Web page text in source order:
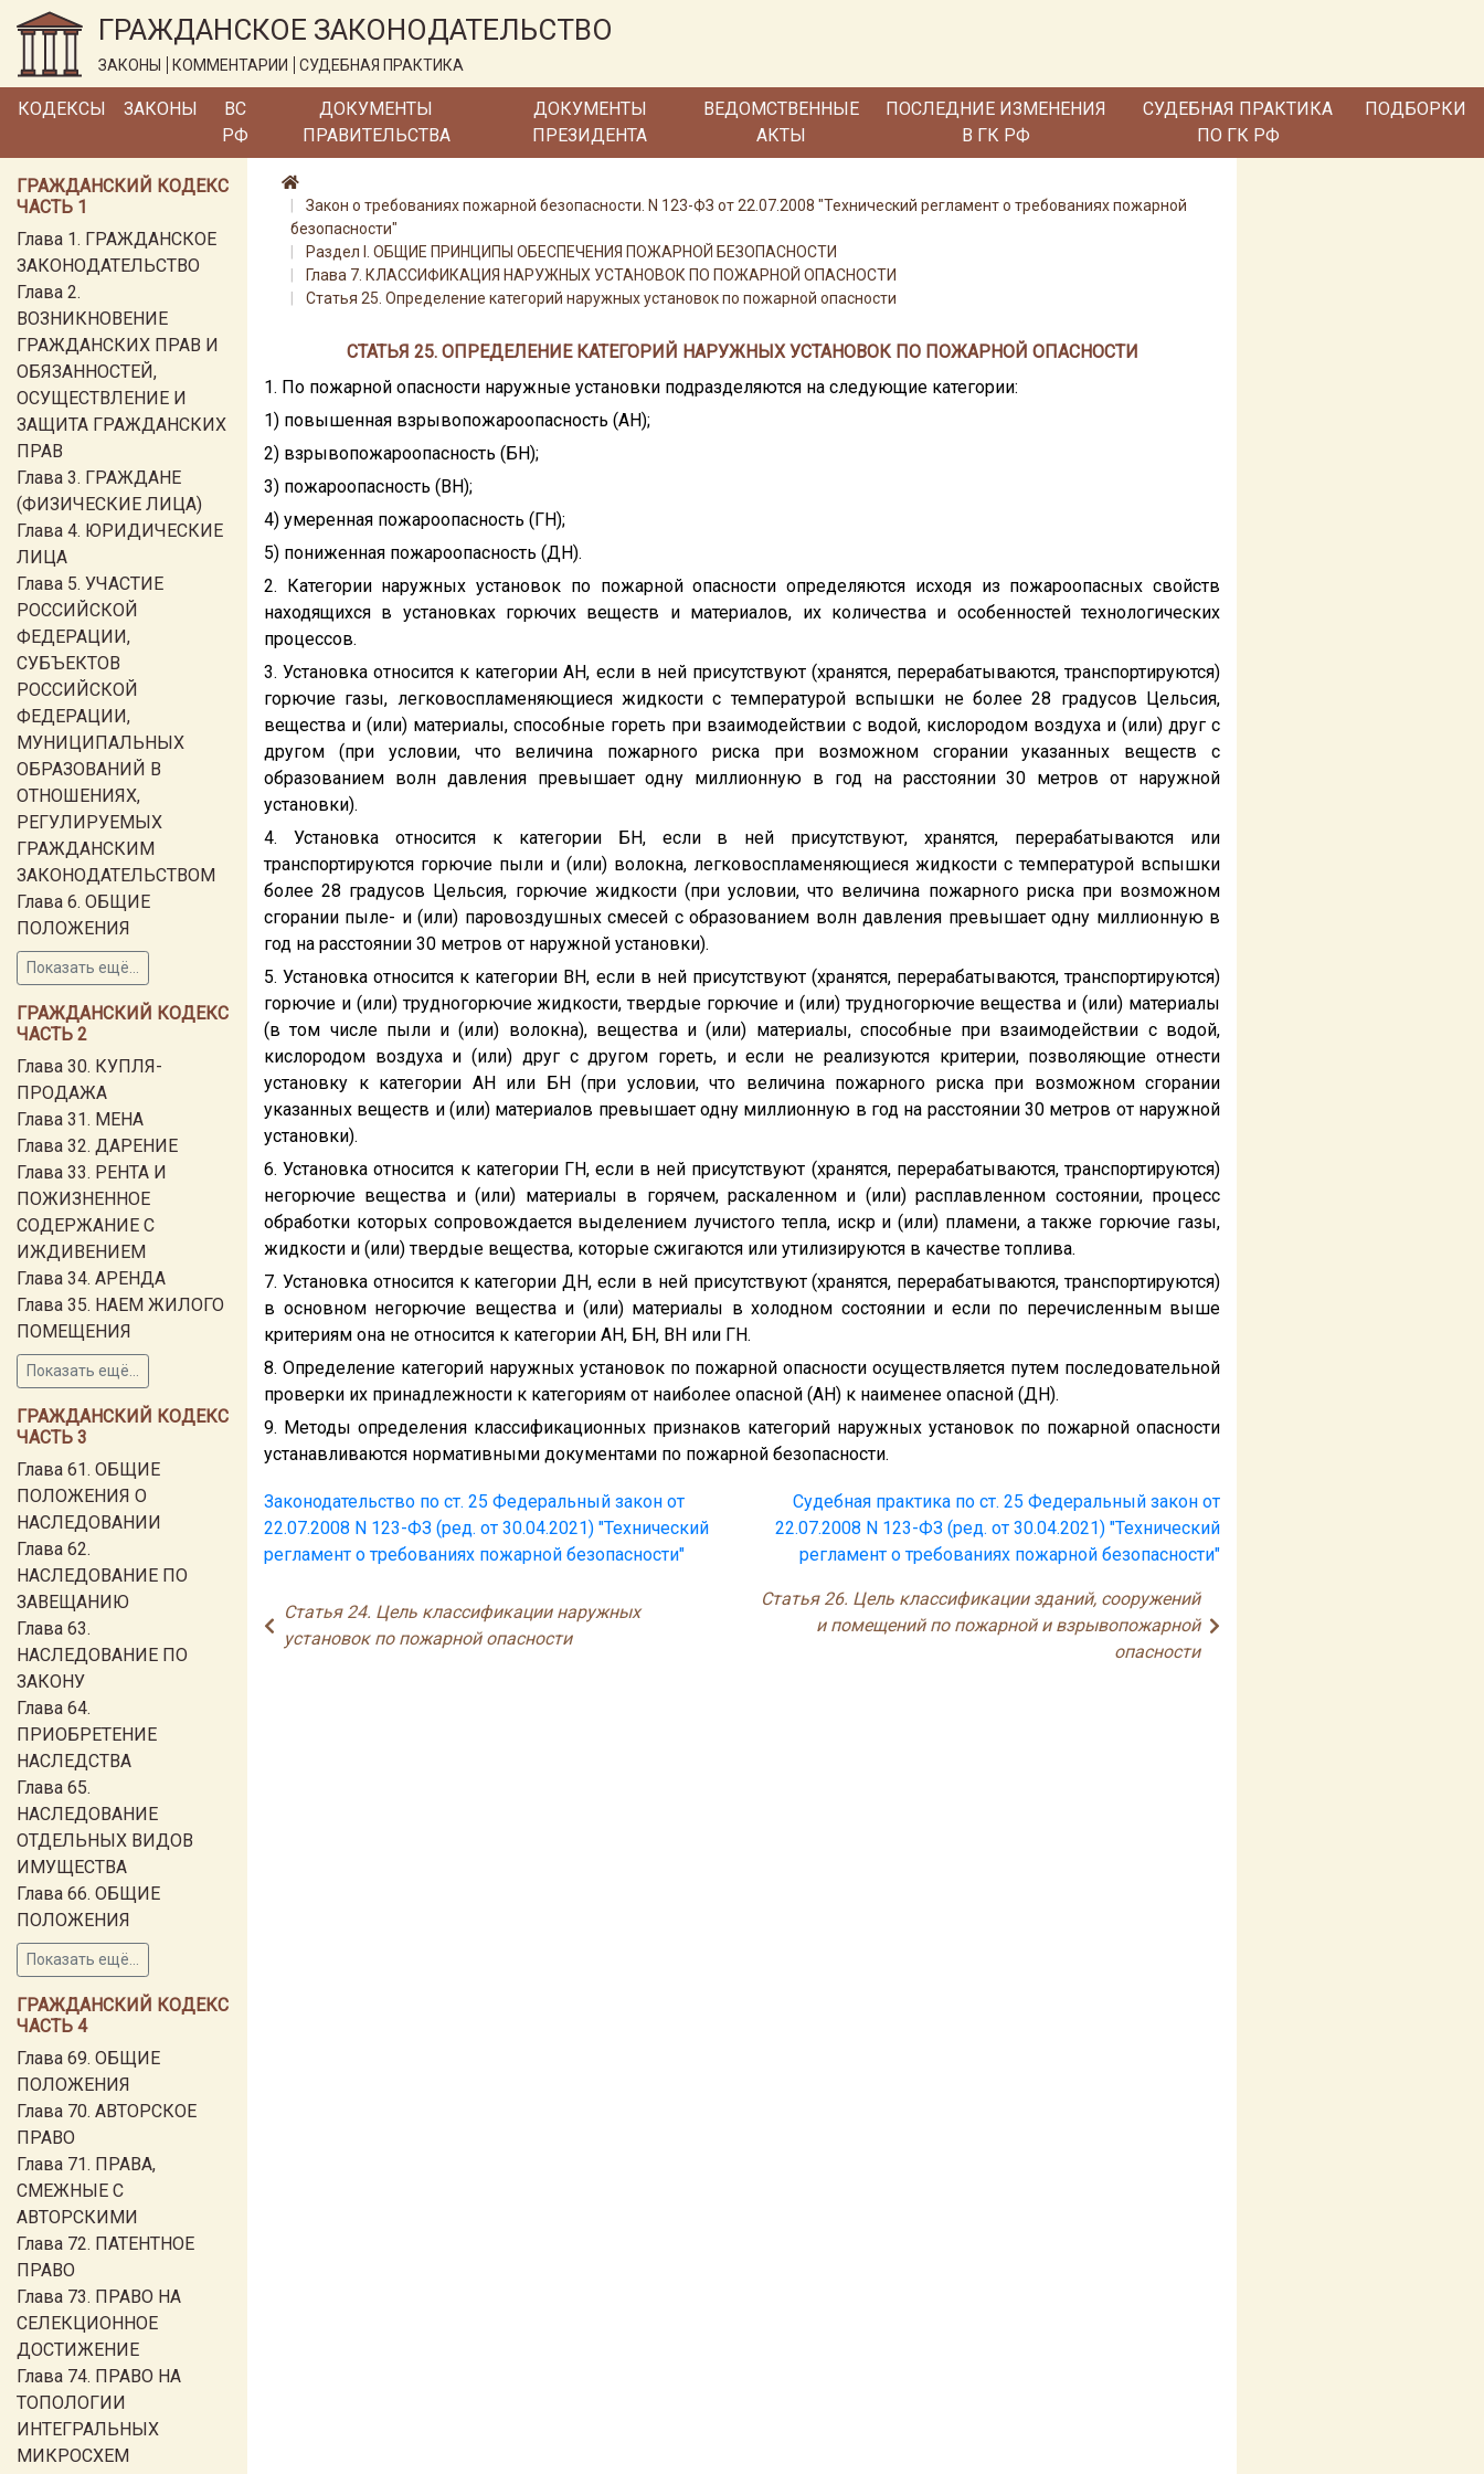
ГРАЖДАНСКОЕ ЗАКОНОДАТЕЛЬСТВО
ЗАКОНЫ КОММЕНТАРИИ СУДЕБНАЯ ПРАКТИКА
КОДЕКСЫ ЗАКОНЫ
ВС
РФ
ДОКУМЕНТЫ
ПРАВИТЕЛЬСТВА
ДОКУМЕНТЫ
ПРЕЗИДЕНТА
ВЕДОМСТВЕННЫЕ
АКТЫ
ПОСЛЕДНИЕ ИЗМЕНЕНИЯ
В ГК РФ
СУДЕБНАЯ ПРАКТИКА
ПО ГК РФ
ПОДБОРКИ
ГРАЖДАНСКИЙ КОДЕКС
ЧАСТЬ 1
Глава 1. ГРАЖДАНСКОЕ
ЗАКОНОДАТЕЛЬСТВО
Глава 2.
ВОЗНИКНОВЕНИЕ
ГРАЖДАНСКИХ ПРАВ И
ОБЯЗАННОСТЕЙ,
ОСУЩЕСТВЛЕНИЕ И
ЗАЩИТА ГРАЖДАНСКИХ
ПРАВ
Глава 3. ГРАЖДАНЕ
(ФИЗИЧЕСКИЕ ЛИЦА)
Глава 4. ЮРИДИЧЕСКИЕ
ЛИЦА
Глава 5. УЧАСТИЕ
РОССИЙСКОЙ
ФЕДЕРАЦИИ,
СУБЪЕКТОВ
РОССИЙСКОЙ
ФЕДЕРАЦИИ,
МУНИЦИПАЛЬНЫХ
ОБРАЗОВАНИЙ В
ОТНОШЕНИЯХ,
РЕГУЛИРУЕМЫХ
ГРАЖДАНСКИМ
ЗАКОНОДАТЕЛЬСТВОМ
Глава 6. ОБЩИЕ
ПОЛОЖЕНИЯ
Показать ещё...
ГРАЖДАНСКИЙ КОДЕКС
ЧАСТЬ 2
Глава 30. КУПЛЯ-
ПРОДАЖА
Глава 31. МЕНА
Глава 32. ДАРЕНИЕ
Глава 33. РЕНТА И
ПОЖИЗНЕННОЕ
СОДЕРЖАНИЕ С
ИЖДИВЕНИЕМ
Глава 34. АРЕНДА
Глава 35. НАЕМ ЖИЛОГО
ПОМЕЩЕНИЯ
Показать ещё...
ГРАЖДАНСКИЙ КОДЕКС
ЧАСТЬ 3
Глава 61. ОБЩИЕ
ПОЛОЖЕНИЯ О
НАСЛЕДОВАНИИ
Глава 62.
НАСЛЕДОВАНИЕ ПО
ЗАВЕЩАНИЮ
Глава 63.
НАСЛЕДОВАНИЕ ПО
ЗАКОНУ
Глава 64.
ПРИОБРЕТЕНИЕ
НАСЛЕДСТВА
Глава 65.
НАСЛЕДОВАНИЕ
ОТДЕЛЬНЫХ ВИДОВ
ИМУЩЕСТВА
Глава 66. ОБЩИЕ
ПОЛОЖЕНИЯ
Показать ещё...
ГРАЖДАНСКИЙ КОДЕКС
ЧАСТЬ 4
Глава 69. ОБЩИЕ
ПОЛОЖЕНИЯ
Глава 70. АВТОРСКОЕ
ПРАВО
Глава 71. ПРАВА,
СМЕЖНЫЕ С
АВТОРСКИМИ
Глава 72. ПАТЕНТНОЕ
ПРАВО
Глава 73. ПРАВО НА
СЕЛЕКЦИОННОЕ
ДОСТИЖЕНИЕ
Глава 74. ПРАВО НА
ТОПОЛОГИИ
ИНТЕГРАЛЬНЫХ
МИКРОСХЕМ
Закон о требованиях пожарной безопасности. N 123-ФЗ от 22.07.2008 "Технический регламент о требованиях пожарной
безопасности"
Раздел I. ОБЩИЕ ПРИНЦИПЫ ОБЕСПЕЧЕНИЯ ПОЖАРНОЙ БЕЗОПАСНОСТИ
Глава 7. КЛАССИФИКАЦИЯ НАРУЖНЫХ УСТАНОВОК ПО ПОЖАРНОЙ ОПАСНОСТИ
Статья 25. Определение категорий наружных установок по пожарной опасности
СТАТЬЯ 25. ОПРЕДЕЛЕНИЕ КАТЕГОРИЙ НАРУЖНЫХ УСТАНОВОК ПО ПОЖАРНОЙ ОПАСНОСТИ
1. По пожарной опасности наружные установки подразделяются на следующие категории:
1) повышенная взрывопожароопасность (АН);
2) взрывопожароопасность (БН);
3) пожароопасность (ВН);
4) умеренная пожароопасность (ГН);
5) пониженная пожароопасность (ДН).
2. Категории наружных установок по пожарной опасности определяются исходя из пожароопасных свойств
находящихся в установках горючих веществ и материалов, их количества и особенностей технологических
процессов.
3. Установка относится к категории АН, если в ней присутствуют (хранятся, перерабатываются, транспортируются)
горючие газы, легковоспламеняющиеся жидкости с температурой вспышки не более 28 градусов Цельсия,
вещества и (или) материалы, способные гореть при взаимодействии с водой, кислородом воздуха и (или) друг с
другом (при условии, что величина пожарного риска при возможном сгорании указанных веществ с
образованием волн давления превышает одну миллионную в год на расстоянии 30 метров от наружной
установки).
4. Установка относится к категории БН, если в ней присутствуют, хранятся, перерабатываются или
транспортируются горючие пыли и (или) волокна, легковоспламеняющиеся жидкости с температурой вспышки
более 28 градусов Цельсия, горючие жидкости (при условии, что величина пожарного риска при возможном
сгорании пыле- и (или) паровоздушных смесей с образованием волн давления превышает одну миллионную в
год на расстоянии 30 метров от наружной установки).
5. Установка относится к категории ВН, если в ней присутствуют (хранятся, перерабатываются, транспортируются)
горючие и (или) трудногорючие жидкости, твердые горючие и (или) трудногорючие вещества и (или) материалы
(в том числе пыли и (или) волокна), вещества и (или) материалы, способные при взаимодействии с водой,
кислородом воздуха и (или) друг с другом гореть, и если не реализуются критерии, позволяющие отнести
установку к категории АН или БН (при условии, что величина пожарного риска при возможном сгорании
указанных веществ и (или) материалов превышает одну миллионную в год на расстоянии 30 метров от наружной
установки).
6. Установка относится к категории ГН, если в ней присутствуют (хранятся, перерабатываются, транспортируются)
негорючие вещества и (или) материалы в горячем, раскаленном и (или) расплавленном состоянии, процесс
обработки которых сопровождается выделением лучистого тепла, искр и (или) пламени, а также горючие газы,
жидкости и (или) твердые вещества, которые сжигаются или утилизируются в качестве топлива.
7. Установка относится к категории ДН, если в ней присутствуют (хранятся, перерабатываются, транспортируются)
в основном негорючие вещества и (или) материалы в холодном состоянии и если по перечисленным выше
критериям она не относится к категории АН, БН, ВН или ГН.
8. Определение категорий наружных установок по пожарной опасности осуществляется путем последовательной
проверки их принадлежности к категориям от наиболее опасной (АН) к наименее опасной (ДН).
9. Методы определения классификационных признаков категорий наружных установок по пожарной опасности
устанавливаются нормативными документами по пожарной безопасности.
Законодательство по ст. 25 Федеральный закон от
22.07.2008 N 123-ФЗ (ред. от 30.04.2021) "Технический
регламент о требованиях пожарной безопасности"
Судебная практика по ст. 25 Федеральный закон от
22.07.2008 N 123-ФЗ (ред. от 30.04.2021) "Технический
регламент о требованиях пожарной безопасности"
Статья 24. Цель классификации наружных
установок по пожарной опасности
Статья 26. Цель классификации зданий, сооружений
и помещений по пожарной и взрывопожарной
опасности